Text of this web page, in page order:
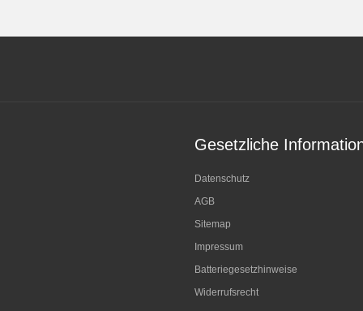
Gesetzliche
Datenschutz
AGB
Sitemap
Impressum
Batteriegesetzhinweise
Widerrufsrecht